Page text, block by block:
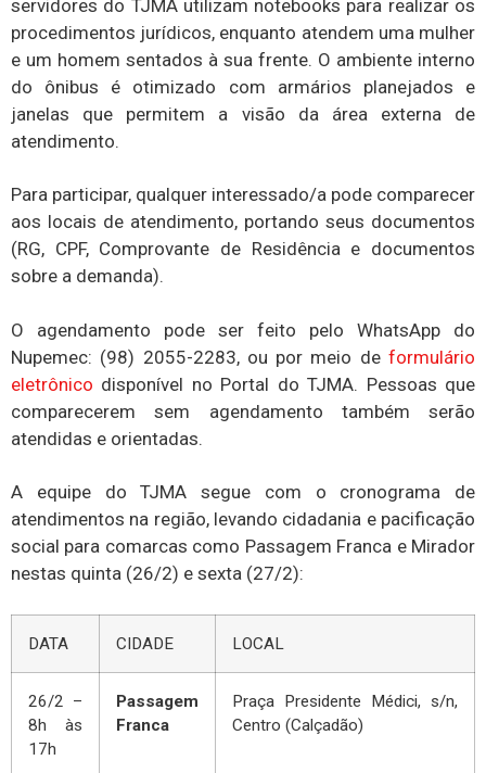
Para participar, qualquer interessado/a pode comparecer
aos locais de atendimento, portando seus documentos
(RG, CPF, Comprovante de Residência e documentos
sobre a demanda).
O agendamento pode ser feito pelo WhatsApp do
Nupemec: (98) 2055-2283, ou por meio de formulário
eletrônico disponível no Portal do TJMA. Pessoas que
comparecerem sem agendamento também serão
atendidas e orientadas.
A equipe do TJMA segue com o cronograma de
atendimentos na região, levando cidadania e pacificação
social para comarcas como Passagem Franca e Mirador
nestas quinta (26/2) e sexta (27/2):
DATA CIDADE LOCAL
26/2 –
8h às
17h
Passagem
Franca
Praça Presidente Médici, s/n,
Centro (Calçadão)